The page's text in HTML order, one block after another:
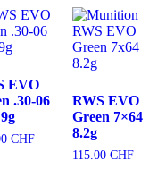
EVO
.30-06
CHF
RWS EVO
Green 7×64
8.2g
115.00 CHF